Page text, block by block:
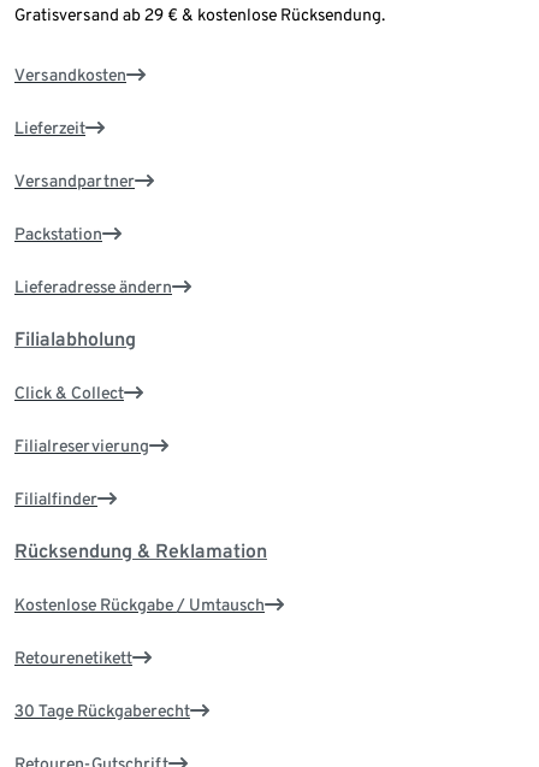
Gratisversand ab 29 € & kostenlose Rücksendung.
Versandkosten
Lieferzeit
Versandpartner
Packstation
Lieferadresse ändern
Filialabholung
Click & Collect
Filialreservierung
Filialfinder
Rücksendung & Reklamation
Kostenlose Rückgabe / Umtausch
Retourenetikett
30 Tage Rückgaberecht